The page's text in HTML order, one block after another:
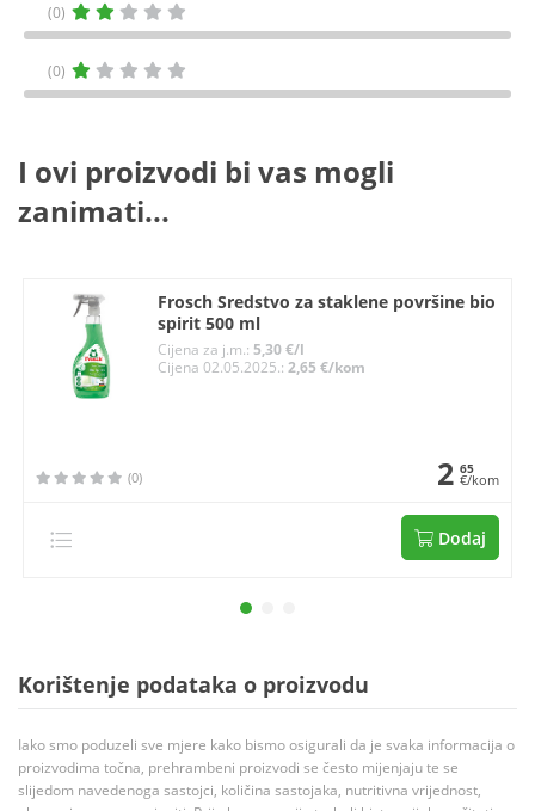
(0)
(0)
I ovi proizvodi bi vas mogli
zanimati...
Frosch Sredstvo za staklene površine bio
spirit 500 ml
Cijena za j.m.:5,30 €/l
Cijena 02.05.2025.:2,65 €/kom
(0) 2 65
€/kom
Dodaj
Korištenje podataka o proizvodu
Iako smo poduzeli sve mjere kako bismo osigurali da je svaka informacija o
proizvodima točna, prehrambeni proizvodi se često mijenjaju te se
slijedom navedenoga sastojci, količina sastojaka, nutritivna vrijednost,